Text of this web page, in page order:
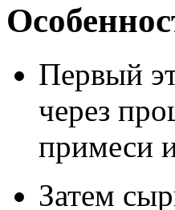
Первый
через
примеси
Затем